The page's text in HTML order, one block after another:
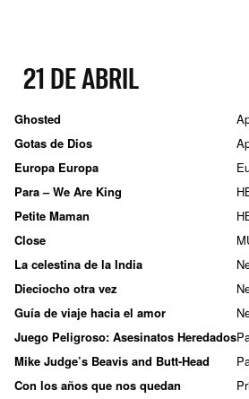
21 DE ABRIL
Ghosted
Gotas de Dios
Europa Europa
Para – We Are King
Petite Maman
Close
La celestina de la India
Dieciocho otra vez
Guía de viaje hacia el amor
Juego Peligroso: Asesinatos Heredados
Mike Judge’s Beavis and Butt-Head
Con los años que nos quedan